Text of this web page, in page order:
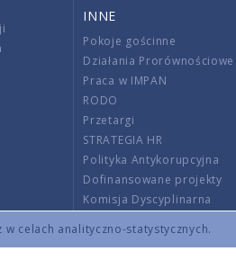
celach analityczno-statystycznych.
INNE
Pokoje gościnne
Działania Prorównościowe
Praca w IMPAN
RODO
Przetargi
STRATEGIA HR
Polityka Antykorupcyjna
Dofinansowane projekty
Komisja Dyscyplinarna
Wnoszenie opłat